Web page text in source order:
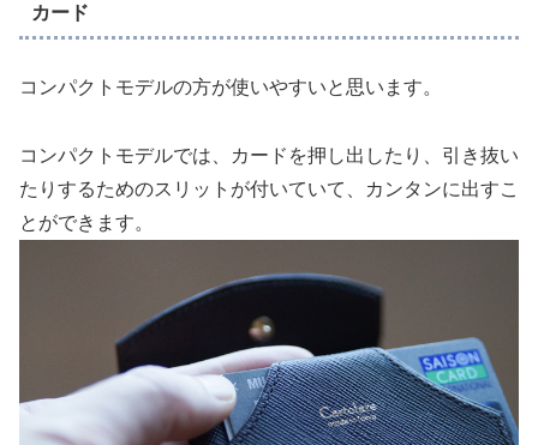
カード
コンパクトモデルの方が使いやすいと思います。
コンパクトモデルでは、カードを押し出したり、引き抜い
たりするためのスリットが付いていて、カンタンに出すこ
とができます。